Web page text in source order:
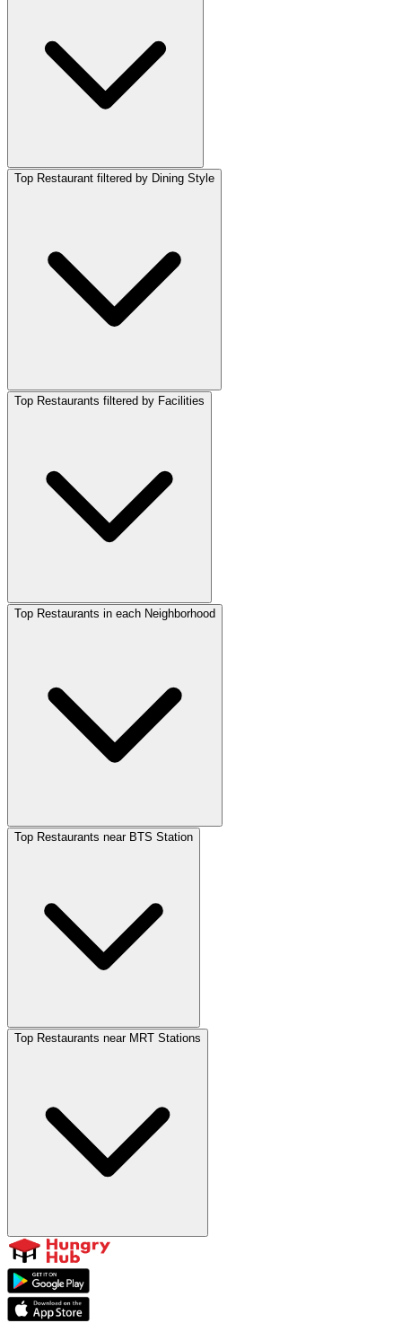
Top Restaurant filtered by Dining Style
Top Restaurants filtered by Facilities
Top Restaurants in each Neighborhood
Top Restaurants near BTS Station
Top Restaurants near MRT Stations